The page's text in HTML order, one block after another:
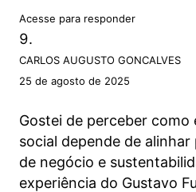
Acesse para responder
CARLOS AUGUSTO GONCALVES
25 de agosto de 2025
Gostei de perceber como
social depende de
de negócio e
experiência do Gustavo